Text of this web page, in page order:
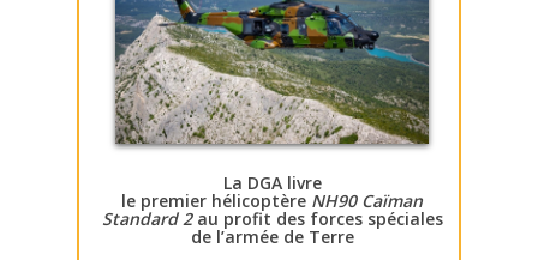
La DGA livre
le premier hélicoptère NH90 Caïman
Standard 2au profit des forces spéciales
de l’armée de Terre